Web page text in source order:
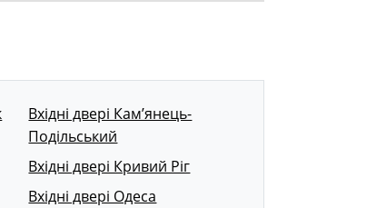
Вхідні двері Кам’янець-
Подільський
Вхідні двері Кривий Ріг
Вхідні двері Одеса